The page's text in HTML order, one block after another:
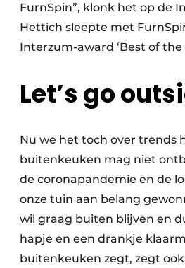
FurnSpin”, klonk het op de
Hettich sleepte met
Interzum-award ‘Best of the
Let’s go
Nu we het toch over trends
buitenkeuken mag niet
de coronapandemie en de
onze tuin aan belang
wil graag buiten blijven en
hapje en een drankje
buitenkeuken zegt, zegt